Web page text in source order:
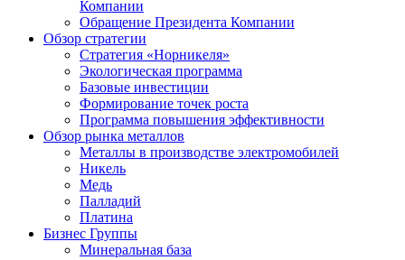
Компании
Обращение Президента Компании
Обзор стратегии
Стратегия «Норникеля»
Экологическая программа
Базовые инвестиции
Формирование точек роста
Программа повышения эффективности
Обзор рынка металлов
Металлы в производстве электромобилей
Никель
Медь
Палладий
Платина
Бизнес Группы
Минеральная база